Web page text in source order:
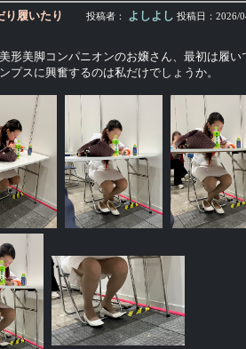
り履いたり 投稿者： よしよし 投稿日： 2026/
形美脚コンパニオンのお嬢さん、最初は履
プスに興奮するのは私だけでしょうか。